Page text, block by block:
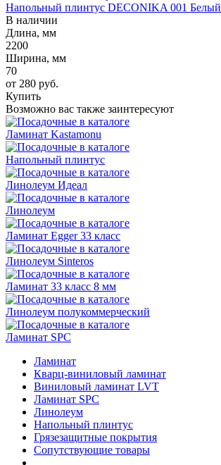
Напольный плинтус DECONIKA 001 Белый
В наличии
Длина, мм
2200
Ширина, мм
70
от 280 руб.
Купить
Возможно вас также заинтересуют
Ламинат Kastamonu
Напольный плинтус
Линолеум Идеал
Линолеум
Ламинат Egger 33 класс
Линолеум Sinteros
Ламинат 33 класс 8 мм
Линолеум полукоммерческий
Ламинат SPC
Ламинат
Кварц-виниловый ламинат
Виниловый ламинат LVT
Ламинат SPC
Линолеум
Напольный плинтус
Грязезащитные покрытия
Сопутствующие товары